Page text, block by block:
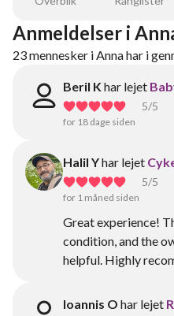
Anmeldelser i
23mennesker iAnnahar i
Beril K har lejet
5/5
for 18 dage siden
Halil Yhar lejet
5/5
for 1 måned siden
Great experience!
condition, and the
helpful. Highly
Ioannis O har lejet